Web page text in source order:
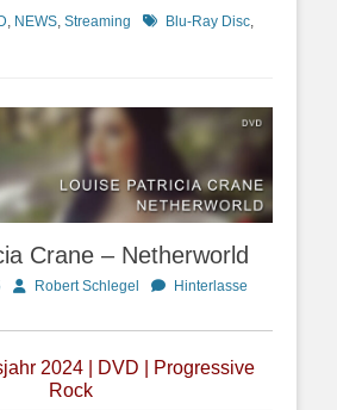
, NEWS, Streaming Schlagworte
Blu-Ray Disc,
Crane – Netherworld
AutorRobert Schlegel
Hinterlasse
2024 | DVD | Progressive
Rock